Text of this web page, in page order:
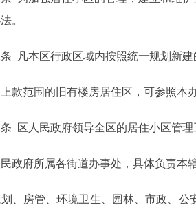
12345网上接诉即办
参与调查
北京概况
。
本区行政区域内按照统一规划新建
范围的旧有楼房居住区，可参照本
人民政府领导全区的居住小区管理
府所属各街道办事处，具体负责本
房管、环境卫生、园林、市政、公